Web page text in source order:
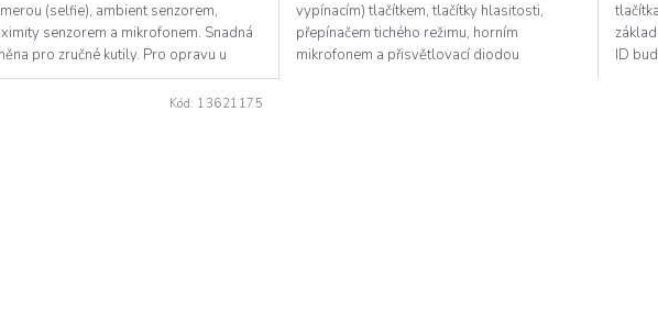
(selfie), ambient senzorem,
senzorem a mikrofonem. Snadná
pro zručné kutily. Pro opravu u
iPhone 6S....
5
hvězdiček.
vypínacím) tlačítkem, tlačítky hlasitosti,
přepínačem tichého režimu, horním
mikrofonem a přisvětlovací diodou
ID
Kód: 13621175